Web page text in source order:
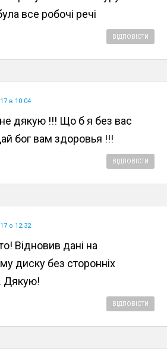
все робочі речі
ВІДПОВІСТИ
в 10:04
дякую !!! Що б я без вас
бог вам здоровья !!!
ВІДПОВІСТИ
о 12:32
Відновив дані на
диску без сторонніх
Дякую!
ВІДПОВІСТИ